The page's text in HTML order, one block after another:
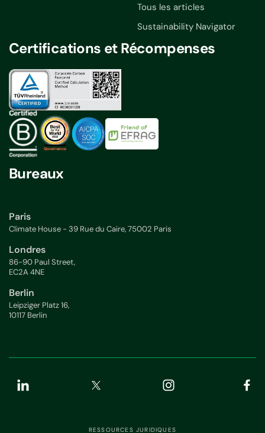
Tous les articles
Sustainability Navigator
Certifications et Récompenses
Bureaux
Paris
Climate House - 39 Rue du Caire, 75002 Paris
Londres
86-90 Paul Street,
EC2A 4NE
Berlin
Leipziger Platz 16,
10117 Berlin
RESSOURCES JURIDIQUES